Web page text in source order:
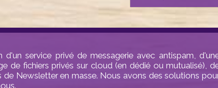
d'un service privé de messagerie avec antispam,
de fichiers privés sur cloud (en dédié ou mutualisé),
de Newsletter en masse. Nous avons des solutions